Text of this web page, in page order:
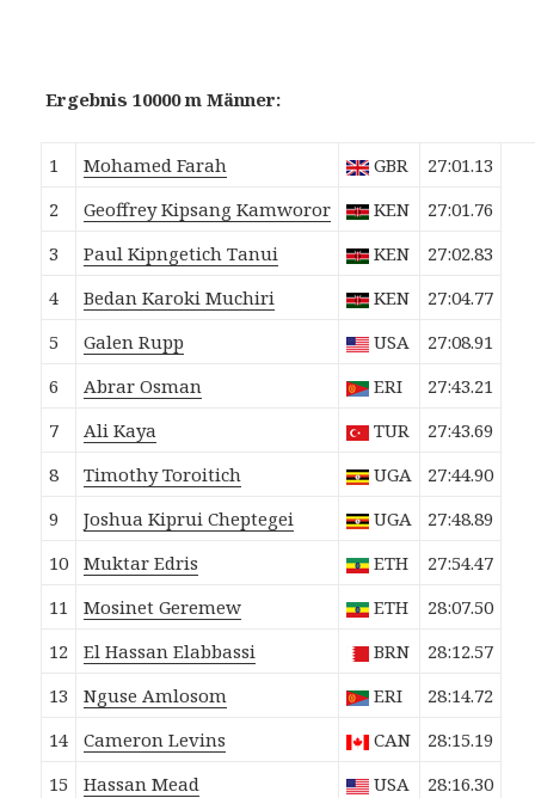
Ergebnis 10000 m Männer:
1 MohamedFarah GBR
27:01.13
2
Geoffrey KipsangKamworor KEN
27:01.76
3
Paul KipngetichTanui KEN
27:02.83
4
Bedan KarokiMuchiri KEN
27:04.77
5
GalenRupp USA
27:08.91
6
AbrarOsman ERI
27:43.21
7
AliKaya TUR
27:43.69
8
TimothyToroitich UGA
27:44.90
9
Joshua KipruiCheptegei UGA
27:48.89
10
MuktarEdris ETH
27:54.47
11
MosinetGeremew ETH
28:07.50
12
El HassanElabbassi BRN
28:12.57
13
NguseAmlosom ERI
28:14.72
14
CameronLevins CAN
28:15.19
15
HassanMead USA
28:16.30